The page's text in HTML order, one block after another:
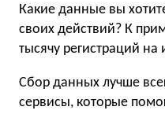
Какие данные вы
своих действий? К
тысячу регистраций
Сбор данных лучше
сервисы, которые